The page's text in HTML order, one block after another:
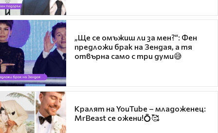
„Ще се омъжиш ли за мен?“: Фен
предложи брак на Зендая, а тя
отвърна само с три думи😅
Кралят на YouTube – младоженец:
MrBeast се ожени!💍🥰